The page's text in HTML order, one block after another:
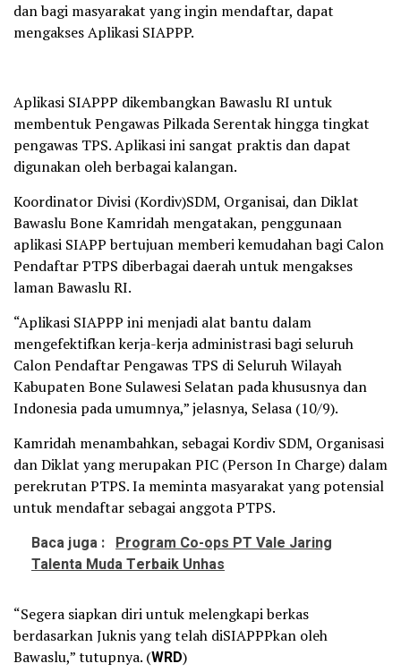
dan bagi masyarakat yang ingin mendaftar, dapat
mengakses Aplikasi SIAPPP.
Aplikasi SIAPPP dikembangkan Bawaslu RI untuk
membentuk Pengawas Pilkada Serentak hingga tingkat
pengawas TPS. Aplikasi ini sangat praktis dan dapat
digunakan oleh berbagai kalangan.
Koordinator Divisi (Kordiv)SDM, Organisai, dan Diklat
Bawaslu Bone Kamridah mengatakan, penggunaan
aplikasi SIAPP bertujuan memberi kemudahan bagi Calon
Pendaftar PTPS diberbagai daerah untuk mengakses
laman Bawaslu RI.
“Aplikasi SIAPPP ini menjadi alat bantu dalam
mengefektifkan kerja-kerja administrasi bagi seluruh
Calon Pendaftar Pengawas TPS di Seluruh Wilayah
Kabupaten Bone Sulawesi Selatan pada khususnya dan
Indonesia pada umumnya,” jelasnya, Selasa (10/9).
Kamridah menambahkan, sebagai Kordiv SDM, Organisasi
dan Diklat yang merupakan PIC (Person In Charge) dalam
perekrutan PTPS. Ia meminta masyarakat yang potensial
untuk mendaftar sebagai anggota PTPS.
Baca juga : Program Co-ops PT Vale Jaring
Talenta Muda Terbaik Unhas
“Segera siapkan diri untuk melengkapi berkas
berdasarkan Juknis yang telah diSIAPPPkan oleh
Bawaslu,” tutupnya. (WRD)